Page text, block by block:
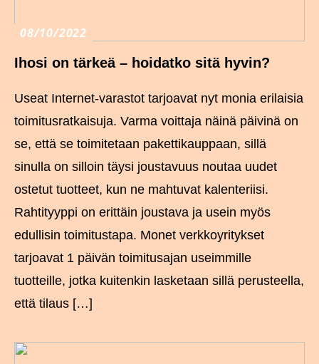
08/10/2022
Ihosi on tärkeä – hoidatko sitä hyvin?
Useat Internet-varastot tarjoavat nyt monia erilaisia
toimitusratkaisuja. Varma voittaja näinä päivinä on
se, että se toimitetaan pakettikauppaan, sillä
sinulla on silloin täysi joustavuus noutaa uudet
ostetut tuotteet, kun ne mahtuvat kalenteriisi.
Rahtityyppi on erittäin joustava ja usein myös
edullisin toimitustapa. Monet verkkoyritykset
tarjoavat 1 päivän toimitusajan useimmille
tuotteille, jotka kuitenkin lasketaan sillä perusteella,
että tilaus […]